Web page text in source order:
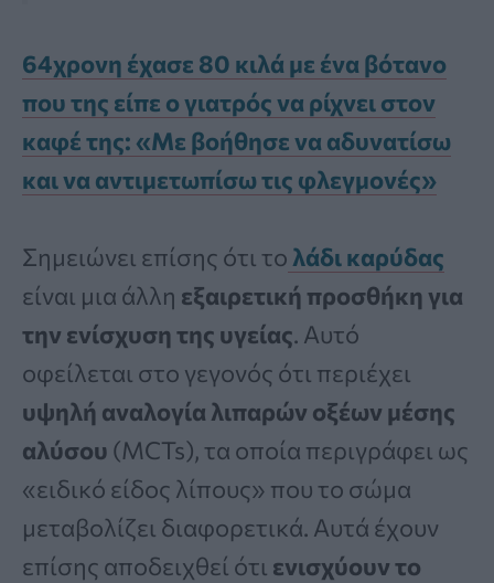
64χρονη έχασε 80 κιλά με ένα βότανο
που της είπε ο γιατρός να ρίχνει στον
καφέ της: «Με βοήθησε να αδυνατίσω
και να αντιμετωπίσω τις φλεγμονές»
Σημειώνει επίσης ότι το λάδι καρύδας
είναι μια άλλη εξαιρετική προσθήκη για
την ενίσχυση της υγείας. Αυτό
οφείλεται στο γεγονός ότι περιέχει
υψηλή αναλογία λιπαρών οξέων μέσης
αλύσου (MCTs), τα οποία περιγράφει ως
«ειδικό είδος λίπους» που το σώμα
μεταβολίζει διαφορετικά. Αυτά έχουν
επίσης αποδειχθεί ότι ενισχύουν το